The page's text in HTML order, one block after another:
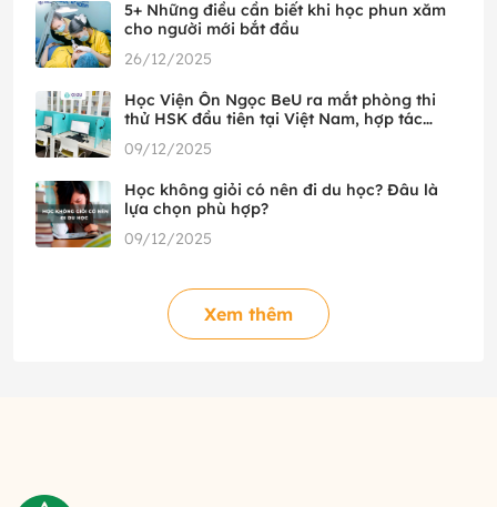
5+ Những điều cần biết khi học phun xăm
cho người mới bắt đầu
26/12/2025
Học Viện Ôn Ngọc BeU ra mắt phòng thi
thử HSK đầu tiên tại Việt Nam, hợp tác
09/12/2025
Học không giỏi có nên đi du học? Đâu là
lựa chọn phù hợp?
09/12/2025
Xem thêm